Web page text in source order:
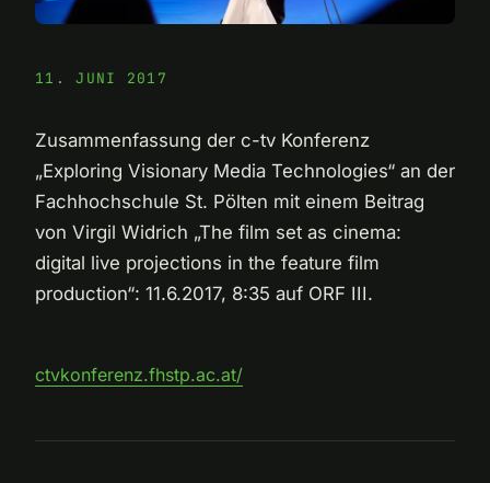
11. JUNI 2017
Zusammenfassung der c-tv Konferenz
„Exploring Visionary Media Technologies“ an der
Fachhochschule St. Pölten mit einem Beitrag
von Virgil Widrich „The film set as cinema:
digital live projections in the feature film
production“: 11.6.2017, 8:35 auf ORF III.
ctvkonferenz.fhstp.ac.at/